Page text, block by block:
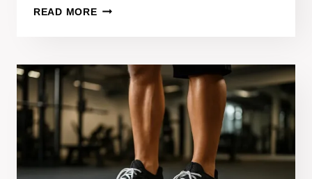
READ MOREᲯᲐᲜᲡᲐᲦᲘ
ᲕᲐᲙᲝᲜᲢᲠᲝᲚᲝᲗ
ᲝᲠᲒᲐᲜᲘᲖᲛᲨᲘ
ᲪᲮᲘᲛᲘᲡ,
ᲙᲣᲜᲗᲘᲡᲐ
ᲓᲐ
ᲫᲕᲚᲘᲡ
ᲛᲐᲡᲐ